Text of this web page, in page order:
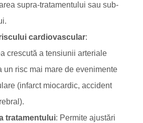
supra-tratamentului sau sub-
cardiovascular:
crescută a tensiunii arteriale
un risc mai mare de evenimente
(infarct miocardic, accident
tratamentului: Permite ajustări